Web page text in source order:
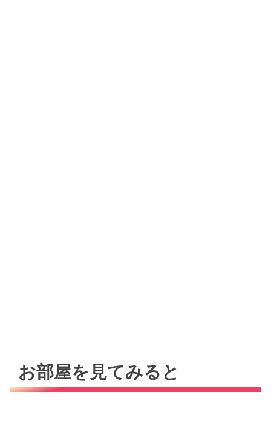
お部屋を見てみると